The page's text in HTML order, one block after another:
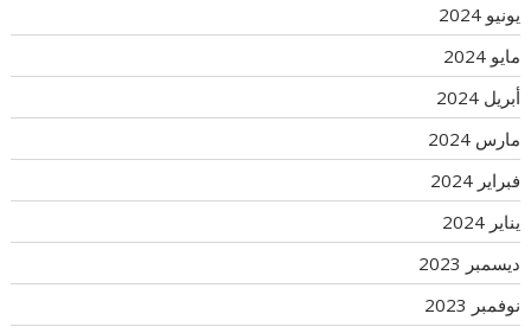
يونيو 2024
مايو 2024
أبريل 2024
مارس 2024
فبراير 2024
يناير 2024
ديسمبر 2023
نوفمبر 2023